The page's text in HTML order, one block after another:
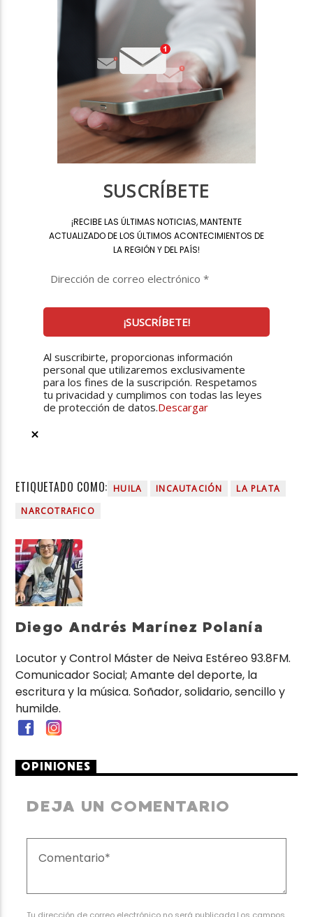
SUSCRÍBETE
¡RECIBE LAS ÚLTIMAS NOTICIAS, MANTENTE
ACTUALIZADO DE LOS ÚLTIMOS ACONTECIMIENTOS DE
LA REGIÓN Y DEL PAÍS!
Al suscribirte, proporcionas información
personal que utilizaremos exclusivamente
para los fines de la suscripción. Respetamos
tu privacidad y cumplimos con todas las leyes
de protección de datos.Descargar
ETIQUETADO COMO: HUILA INCAUTACIÓN
LA PLATA
NARCOTRAFICO
Diego Andrés Marínez Polanía
Locutor y Control Máster de Neiva Estéreo 93.8FM.
Comunicador Social; Amante del deporte, la
escritura y la música. Soñador, solidario, sencillo y
humilde.
OPINIONES
DEJA UN COMENTARIO